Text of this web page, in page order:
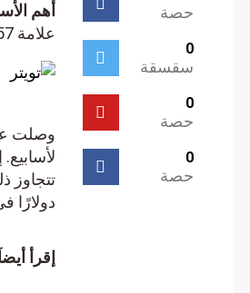
حصة
سقسقة
حصة
حصة
أهم الأسباب
علامة 57 ألف دولار، لذا متى سيصل سعر البيتكوين إلى المعلم التالي وهو علامة 100 ألف دولار؟
دولارًا
إقرأ أيضاَ |